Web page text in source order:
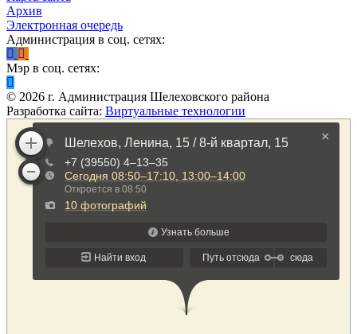
Архив
Электронная очередь
Администрация в соц. сетях:
Мэр в соц. сетях:
© 2026 г. Администрация Шелеховского района
Разработка сайта: Виртуальные технологии